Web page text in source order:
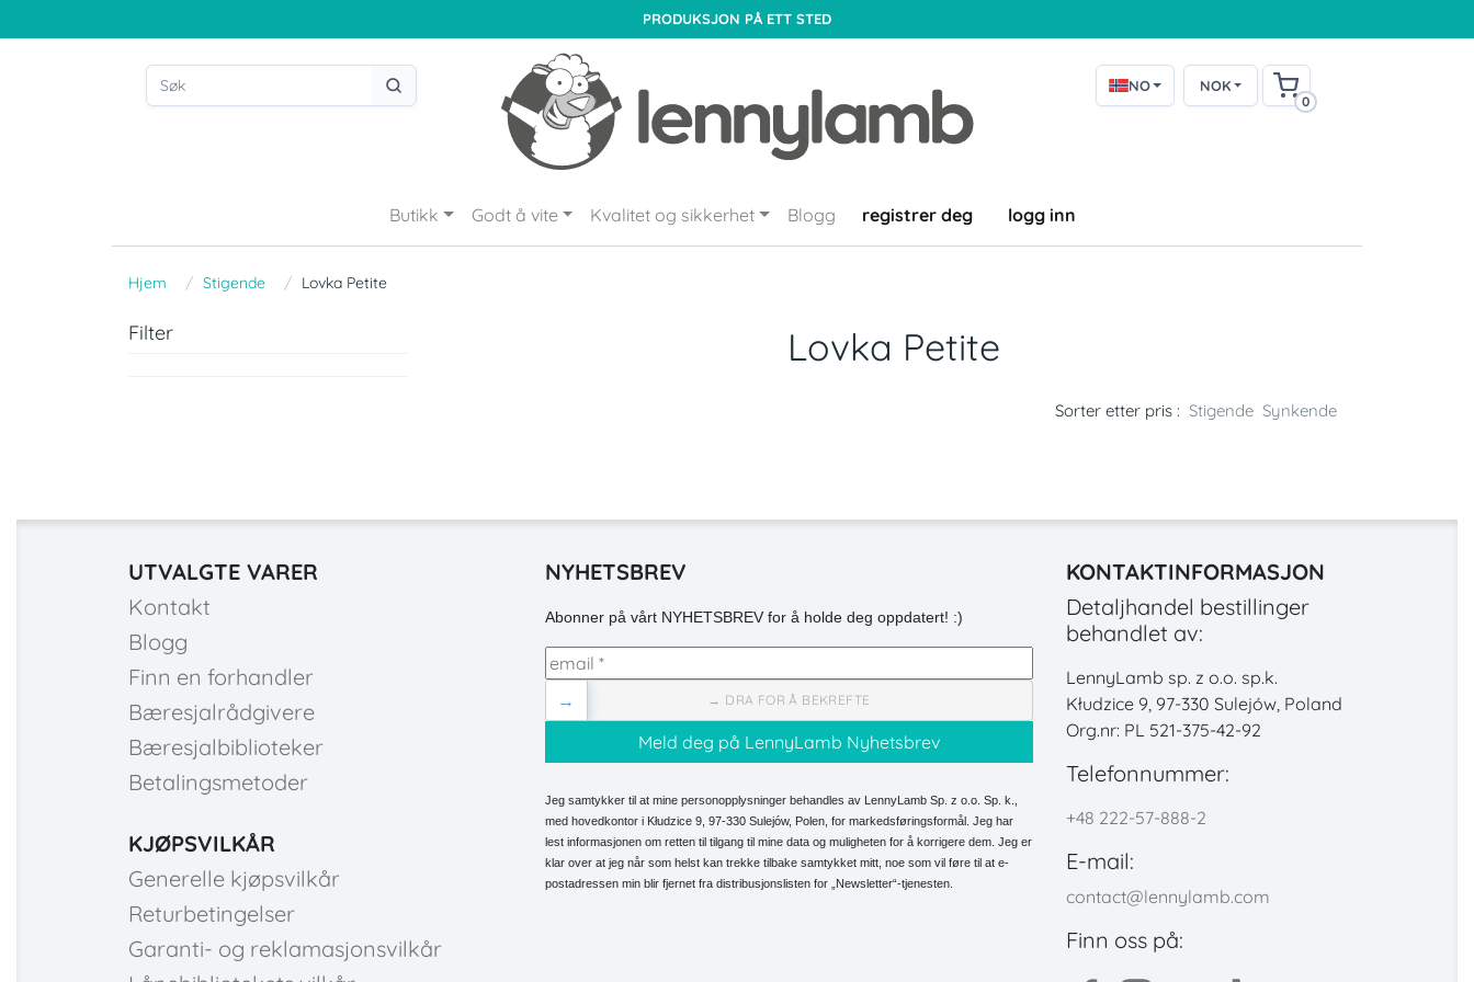
PRODUKSJON PÅ ETT STED
NO NOK
0
Butikk Godt å vite Kvalitet og sikkerhet Blogg registrer deg logg inn
Hjem Stigende Lovka Petite
Filter Lovka Petite
Sorter etter pris : Stigende Synkende
UTVALGTE VARER
Kontakt
Blogg
Finn en forhandler
Bæresjalrådgivere
Bæresjalbiblioteker
Betalingsmetoder
KJØPSVILKÅR
Generelle kjøpsvilkår
Returbetingelser
Garanti- og reklamasjonsvilkår
NYHETSBREV
Abonner på vårt NYHETSBREV for å holde deg oppdatert! :)
→ DRA FOR Å BEKREFTE
→
Jeg samtykker til at mine personopplysninger behandles av LennyLamb Sp. z o.o. Sp. k.,
med hovedkontor i Kłudzice 9, 97-330 Sulejów, Polen, for markedsføringsformål. Jeg har
lest informasjonen om retten til tilgang til mine data og muligheten for å korrigere dem. Jeg er
klar over at jeg når som helst kan trekke tilbake samtykket mitt, noe som vil føre til at e-
postadressen min blir fjernet fra distribusjonslisten for „Newsletter“-tjenesten.
KONTAKTINFORMASJON
Detaljhandel bestillinger
behandlet av:
LennyLamb sp. z o.o. sp.k.
Kłudzice 9, 97-330 Sulejów, Poland
Org.nr: PL 521-375-42-92
Telefonnummer:
+48 222-57-888-2
E-mail:
contact@lennylamb.com
Finn oss på: